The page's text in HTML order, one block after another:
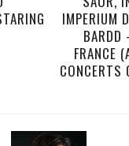
IMPERIUM
BARDD
FRANCE
CONCERTS